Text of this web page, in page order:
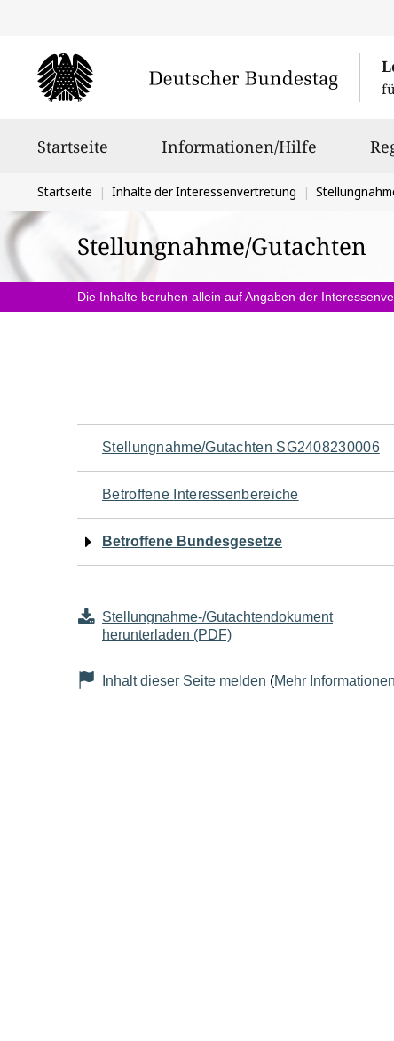
Startseite Informationen/Hilfe
Sie
befinden
sich
hier:
Startseite Inhalte der Interessenvertretung
Stellungnahme/Gutachten
Die Inhalte beruhen allein auf Angaben der
Navigation
für
den
Seiteninhalt
Stellungnahme/Gutachten SG2408230006
Betroffene Interessenbereiche
Betroffene Bundesgesetze
Stellungnahme-/Gutachtendokument
herunterladen (PDF)
Inhalt dieser Seite melden (Mehr Informationen